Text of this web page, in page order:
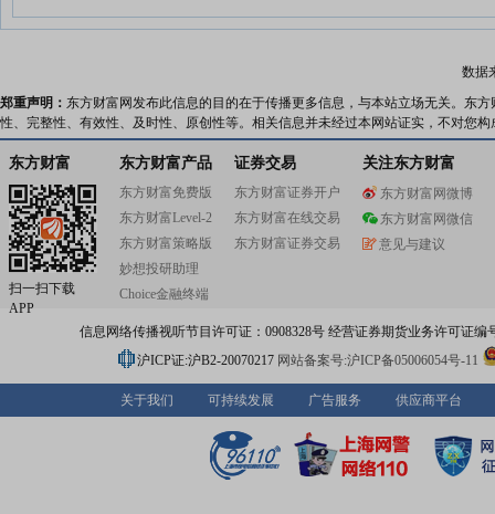
数据
郑重声明： 东方财富网发布此信息的目的在于传播更多信息，与本站立场无关。东
性、完整性、有效性、及时性、原创性等。相关信息并未经过本网站证实，不对您
东方财富
扫一扫下载
APP
东方财富产品
东方财富免费版
东方财富Level-2
东方财富策略版
妙想投研助理
Choice金融终端
证券交易
东方财富证券开户
东方财富在线交易
东方财富证券交易
关注东方财富
东方财富网微博
东方财富网微信
意见与建议
信息网络传播视听节目许可证：0908328号 经营证券期货业务许可证编
沪ICP证:沪B2-20070217 网站备案号:沪ICP备05006054号-11
关于我们 可持续发展 广告服务 供应商平台